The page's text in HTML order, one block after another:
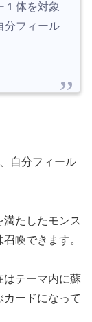
体を対象
分フィール
自分フィール
たしたモンス
喚できます。
はテーマ内に蘇
ードになって